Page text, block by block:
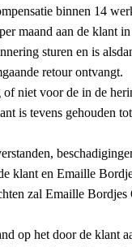
binnen 14
maand aan de klant
sturen en is
retour ontvangt.
niet voor de in de
is tevens gehouden
klant en Emaille
zal Emaille
op het door de klant